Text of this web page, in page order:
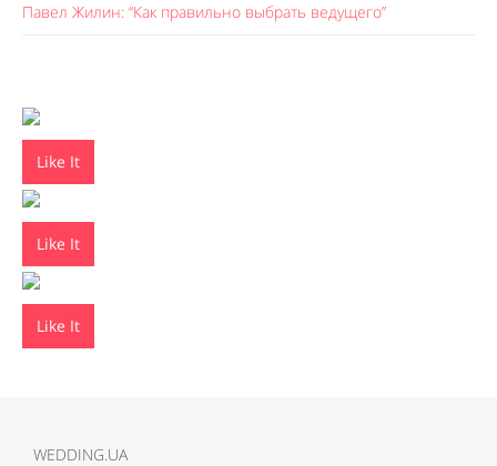
Павел Жилин: “Как правильно выбрать ведущего”
Like It
Like It
Like It
WEDDING.UA